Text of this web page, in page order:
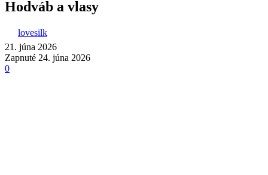
Hodváb a vlasy
lovesilk
21. júna 2026
Zapnuté 24. júna 2026
0